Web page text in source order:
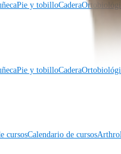
Pie y tobilloCadera
Pie y tobilloCadera
cursosCalendario de cursos